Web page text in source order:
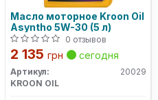
Масло моторное Kroon Oil
Asyntho 5W-30 (5 л)
0 отзывов
2 135 грн сегодня
Артикул:
20029
KROON OIL